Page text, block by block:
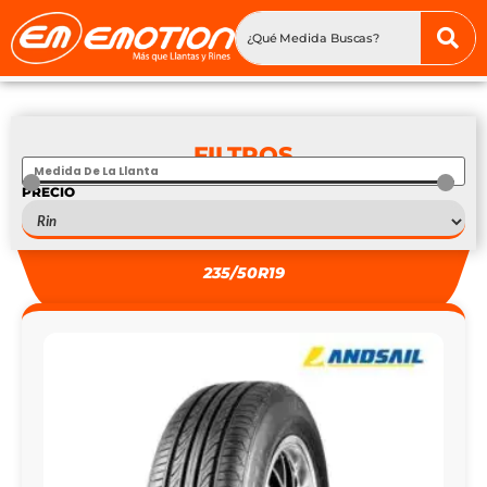
FILTROS
PRECIO
235/50R19